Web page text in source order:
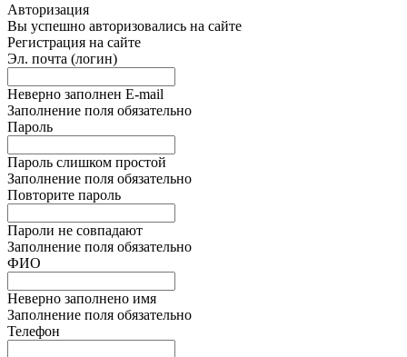
Авторизация
Вы успешно авторизовались на сайте
Регистрация на сайте
Эл. почта (логин)
Неверно заполнен E-mail
Заполнение поля обязательно
Пароль
Пароль слишком простой
Заполнение поля обязательно
Повторите пароль
Пароли не совпадают
Заполнение поля обязательно
ФИО
Неверно заполнено имя
Заполнение поля обязательно
Телефон